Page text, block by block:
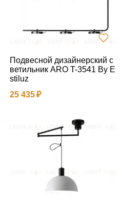
Подвесной дизайнерский с
ветильник ARO T-3541 By E
stiluz
25 435